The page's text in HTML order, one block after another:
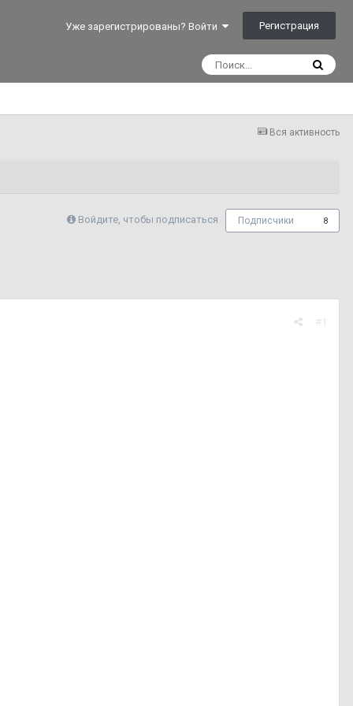
Уже зарегистрированы? Войти Регистрация
Вся активность
Войдите, чтобы подписаться Подписчики 8
#1